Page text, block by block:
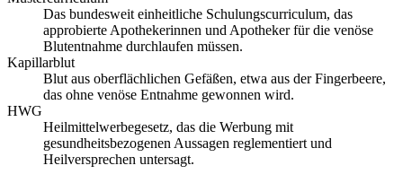
Das bundesweit einheitliche Schulungscurriculum, das
approbierte Apothekerinnen und Apotheker für die venöse
Blutentnahme durchlaufen müssen.
Kapillarblut
Blut aus oberflächlichen Gefäßen, etwa aus der Fingerbeere,
das ohne venöse Entnahme gewonnen wird.
HWG
Heilmittelwerbegesetz, das die Werbung mit
gesundheitsbezogenen Aussagen reglementiert und
Heilversprechen untersagt.